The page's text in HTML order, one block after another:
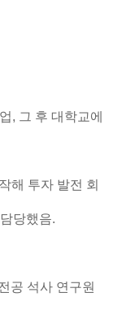
, 그 후 대학교에
해 투자 발전 회
당했음.
공 석사 연구원